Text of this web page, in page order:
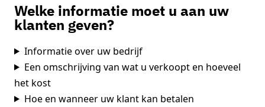
Welke informatie moet u aan uw
klanten geven?
Informatie over uw bedrijf
Een omschrijving van wat u verkoopt en hoeveel
het kost
Hoe en wanneer uw klant kan betalen